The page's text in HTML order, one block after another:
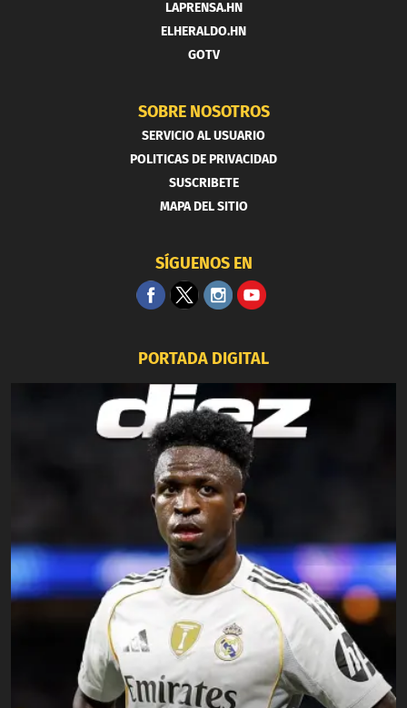
LAPRENSA.HN
ELHERALDO.HN
GOTV
SOBRE NOSOTROS
SERVICIO AL USUARIO
POLITICAS DE PRIVACIDAD
SUSCRIBETE
MAPA DEL SITIO
SÍGUENOS EN
PORTADA DIGITAL